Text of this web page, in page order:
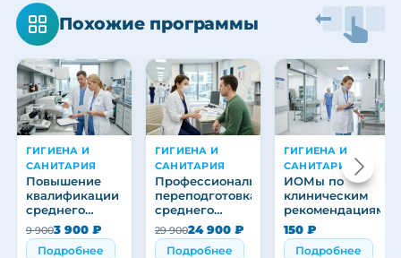
Похожие программы
ГИГИЕНА И
САНИТАРИЯ
Повышение
квалификации
среднего
медицинского
персонала
9 9003 900 ₽
Подробнее
ГИГИЕНА И
САНИТАРИЯ
Профессиональная
переподготовка
среднего
медицинского
персонала
29 90024 900 ₽
Подробнее
ГИГИЕНА И
САНИТАРИЯ
ИОМы по
клиническим
рекомендациям
150 ₽
Подробнее